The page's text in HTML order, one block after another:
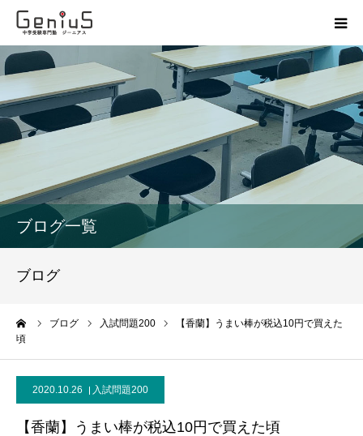
ブログ一覧
ブログ
ブログ 入試問題200
【香蘭】うまい棒が税込10円で買えた
頃
2020.10.26 入試問題200
【香蘭】うまい棒が税込10円で買えた頃
授業
志望校別特訓
模試